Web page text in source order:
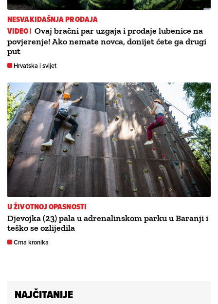
NESVAKIDAŠNJA PRODAJA
VIDEO | Ovaj bračni par uzgaja i prodaje lubenice na
povjerenje! Ako nemate novca, donijet ćete ga drugi
put
Hrvatska i svijet
U ŽIVOTNOJ OPASNOSTI
Djevojka (23) pala u adrenalinskom parku u Baranji i
teško se ozlijedila
Crna kronika
NAJČITANIJE